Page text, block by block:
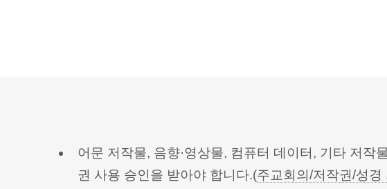
어문 저작물, 음향·영상물, 컴퓨터 데이터, 기타 저
권 사용 승인을 받아야 합니다.(주교회의/저작권/성경